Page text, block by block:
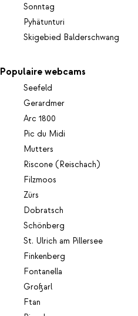
Sonntag
Pyhätunturi
Skigebied Balderschwang
Populaire webcams
Seefeld
Gerardmer
Arc 1800
Pic du Midi
Mutters
Riscone (Reischach)
Filzmoos
Zürs
Dobratsch
Schönberg
St. Ulrich am Pillersee
Finkenberg
Fontanella
Großarl
Ftan